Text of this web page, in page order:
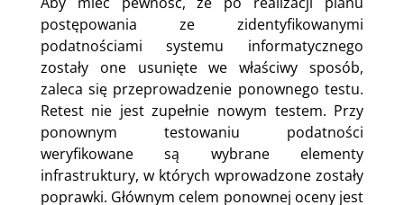
postępowania ze zidentyfikowanymi
podatnościami systemu informatycznego
zostały one usunięte we właściwy sposób,
zaleca się przeprowadzenie ponownego testu.
Retest nie jest zupełnie nowym testem. Przy
ponownym testowaniu podatności
weryfikowane są wybrane elementy
infrastruktury, w których wprowadzone zostały
poprawki. Głównym celem ponownej oceny jest